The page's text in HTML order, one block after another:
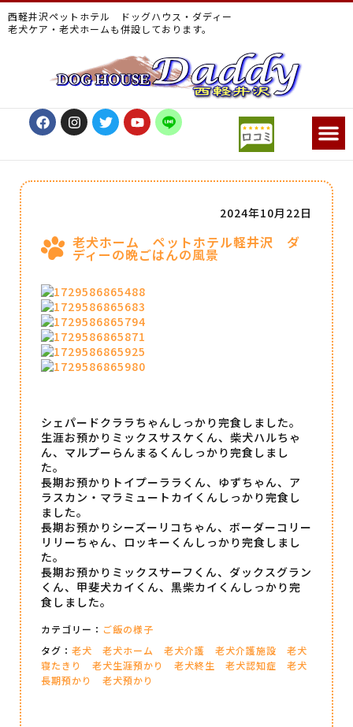
西軽井沢ペットホテル ドッグハウス・ダディー
老犬ケア・老犬ホームも併設しております。
老犬ホーム ペットホテル軽井沢 ダ
ディーの晩ごはんの風景
2024年10月22日
シェパードクララちゃんしっかり完食しました。
生涯お預かりミックスサスケくん、柴犬ハルちゃ
ん、マルプーらんまるくんしっかり完食しまし
た。
長期お預かりトイプーララくん、ゆずちゃん、ア
ラスカン・マラミュートカイくんしっかり完食し
ました。
長期お預かりシーズーリコちゃん、ボーダーコリー
リリーちゃん、ロッキーくんしっかり完食しまし
た。
長期お預かりミックスサーフくん、ダックスグラン
くん、甲斐犬カイくん、黒柴カイくんしっかり完
食しました。
カテゴリー： ご飯の様子
タグ： 老犬 老犬ホーム 老犬介護 老犬介護施設
老犬
寝たきり
老犬生涯預かり 老犬終生 老犬認知症
老犬
長期預かり
老犬預かり